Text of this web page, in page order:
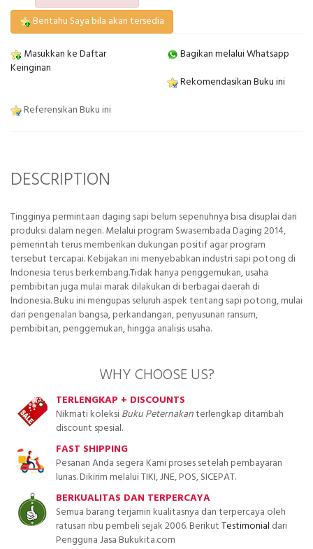
Beritahu Saya bila akan tersedia
Masukkan ke Daftar
Keinginan
Bagikan melalui Whatsapp
Rekomendasikan Buku ini
Referensikan Buku ini
DESCRIPTION
Tingginya permintaan daging sapi belum sepenuhnya bisa disuplai dari
produksi dalam negeri. Melalui program Swasembada Daging 2014,
pemerintah terus memberikan dukungan positif agar program
tersebut tercapai. Kebijakan ini menyebabkan industri sapi potong di
lndonesia terus berkembang.Tidak hanya penggemukan, usaha
pembibitan juga mulai marak dilakukan di berbagai daerah di
lndonesia. Buku ini mengupas seluruh aspek tentang sapi potong, mulai
dari pengenalan bangsa, perkandangan, penyusunan ransum,
pembibitan, penggemukan, hingga analisis usaha.
WHY CHOOSE US?
TERLENGKAP + DISCOUNTS
Nikmati koleksiBuku Peternakanterlengkap ditambah
discount spesial.
FAST SHIPPING
Pesanan Anda segera Kami proses setelah pembayaran
lunas. Dikirim melalui TIKI, JNE, POS, SICEPAT.
BERKUALITAS DAN TERPERCAYA
Semua barang terjamin kualitasnya dan terpercaya oleh
ratusan ribu pembeli sejak 2006. BerikutTestimonial dari
Pengguna Jasa Bukukita.com